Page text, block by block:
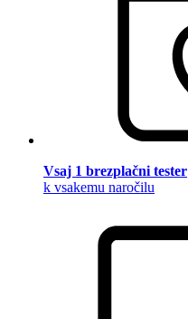
Vsaj 1 brezplačni tester
k vsakemu naročilu